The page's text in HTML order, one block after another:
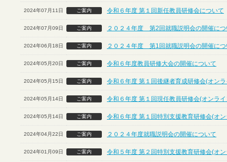
2024年07月11日 ご案内 令和６年度 第１回新任教員研修会について
2024年07月09日 ご案内 ２０２４年度 第2回就職説明会の開催につ
2024年06月18日 ご案内 ２０２４年度 第1回就職説明会の開催につ
2024年05月20日 ご案内 令和６年度教員研修大会の開催について
2024年05月15日 ご案内 令和６年度 第１回後継者育成研修会(オン
2024年05月14日 ご案内 令和６年度 第１回現任教員研修会(オンラ
2024年05月14日 ご案内 令和６年度 第１回特別支援教育研修会(オ
2024年04月22日 ご案内 ２０２４年度就職説明会の開催について
2024年01月09日 ご案内 令和５年度 第２回特別支援教育研修会(オ